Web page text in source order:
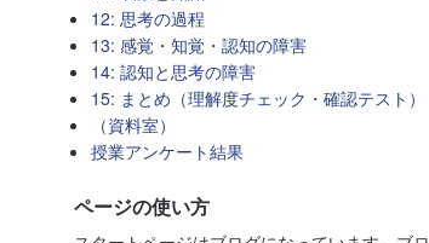
12: 思考の過程
13: 感覚・知覚・認知の障害
14: 認知と思考の障害
15: まとめ（理解度チェック・確認テスト）
（資料室）
授業アンケート結果
ページの使い方